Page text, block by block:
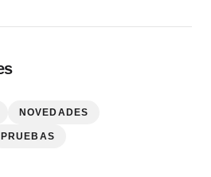
NOVEDADES
PRUEBAS